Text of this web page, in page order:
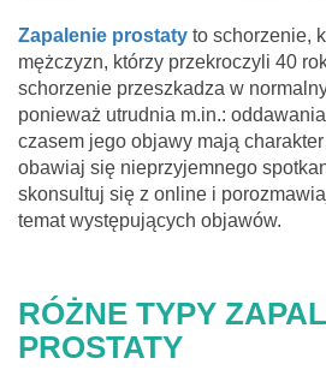
Zapalenie prostaty to schorzenie,
mężczyzn, którzy przekroczyli 40
schorzenie przeszkadza w
ponieważ utrudnia m.in.:
czasem jego objawy mają
obawiaj się nieprzyjemnego
skonsultuj się z online i
temat występujących objawów.
RÓŻNE TYPY
PROSTATY